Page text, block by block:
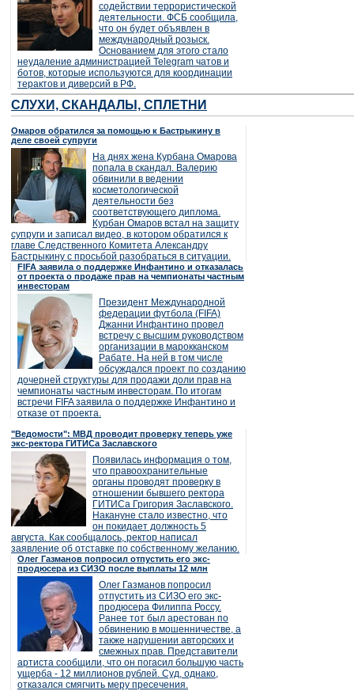
содействии террористической
деятельности. ФСБ сообщила,
что он будет объявлен в
международный розыск.
Основанием для этого стало
неудаление администрацией Telegram чатов и
ботов, которые используются для координации
терактов и диверсий в РФ.
СЛУХИ, СКАНДАЛЫ, СПЛЕТНИ
Омаров обратился за помощью к Бастрыкину в
деле своей супруги
На днях жена Курбана Омарова
попала в скандал. Валерию
обвинили в ведении
косметологической
деятельности без
соответствующего диплома.
Курбан Омаров встал на защиту
супруги и записал видео, в котором обратился к
главе Следственного Комитета Александру
Бастрыкину с просьбой разобраться в ситуации.
FIFA заявила о поддержке Инфантино и отказалась
от проекта о продаже прав на чемпионаты частным
инвесторам
Президент Международной
федерации футбола (FIFA)
Джанни Инфантино провел
встречу с высшим руководством
организации в марокканском
Рабате. На ней в том числе
обсуждался проект по созданию
дочерней структуры для продажи доли прав на
чемпионаты частным инвесторам. По итогам
встречи FIFA заявила о поддержке Инфантино и
отказе от проекта.
"Ведомости": МВД проводит проверку теперь уже
экс-ректора ГИТИСа Заславского
Появилась информация о том,
что правоохранительные
органы проводят проверку в
отношении бывшего ректора
ГИТИСа Григория Заславского.
Накануне стало известно, что
он покидает должность 5
августа. Как сообщалось, ректор написал
заявление об отставке по собственному желанию.
Олег Газманов попросил отпустить его экс-
продюсера из СИЗО после выплаты 12 млн
Олег Газманов попросил
отпустить из СИЗО его экс-
продюсера Филиппа Россу.
Ранее тот был арестован по
обвинению в мошенничестве, а
также нарушении авторских и
смежных прав. Представители
артиста сообщили, что он погасил большую часть
ущерба - 12 миллионов рублей. Суд, однако,
отказался смягчить меру пресечения.